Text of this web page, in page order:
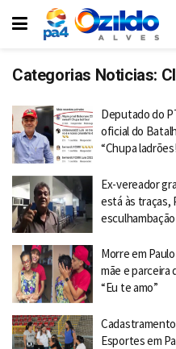
Categorias Noticias:
Deputado do
oficial do
“Chupa
Ex-vereador
está às traças,
Morre em
mãe e parceira
“Eu te amo”
Esportes em